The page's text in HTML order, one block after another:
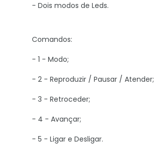
- Dois modos de Leds.
Comandos:
- 1 - Modo;
- 2 - Reproduzir / Pausar / Atender;
- 3 - Retroceder;
- 4 - Avançar;
- 5 - Ligar e Desligar.